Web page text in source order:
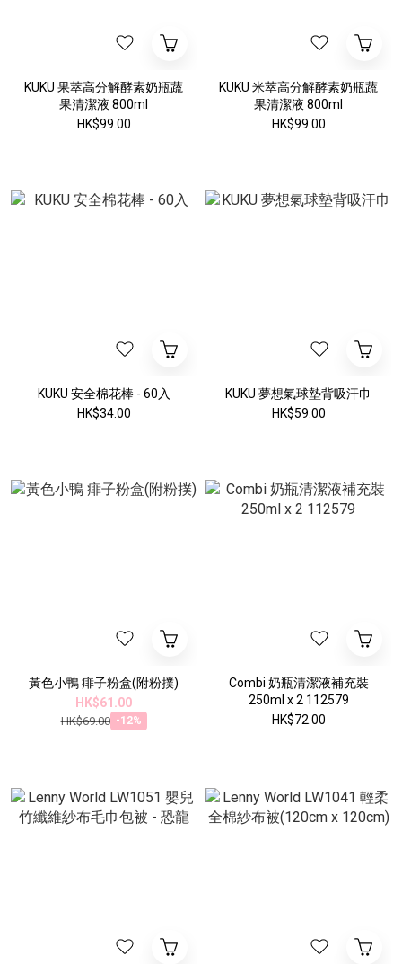
KUKU 果萃高分解酵素奶瓶蔬
果清潔液 800ml
HK$99.00
KUKU 米萃高分解酵素奶瓶蔬
果清潔液 800ml
HK$99.00
KUKU 安全棉花棒 - 60入
HK$34.00
KUKU 夢想氣球墊背吸汗巾
HK$59.00
黃色小鴨 痱子粉盒(附粉撲)
HK$61.00
HK$69.00 -12%
Combi 奶瓶清潔液補充裝
250ml x 2 112579
HK$72.00